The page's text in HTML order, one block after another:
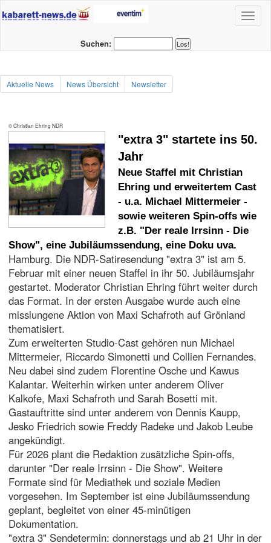
Suchen:
Aktuelle News News Übersicht Newsletter
© Christian Ehring NDR
"extra 3" startete ins 50.
Jahr
Neue Staffel mit Christian
Ehring und erweitertem Cast
- u.a. Michael Mittermeier -
sowie weiteren Spin-offs wie
z.B. "Der reale Irrsinn - Die
Show", eine Jubiläumssendung, eine Doku uva.
Hamburg. Die NDR-Satiresendung "extra 3" ist am 5.
Februar mit einer neuen Staffel in ihr 50. Jubiläumsjahr
gestartet. Moderator Christian Ehring führt weiter durch
das Format. In der ersten Ausgabe wurde auch eine
misslungene Aktion von Maxi Schafroth auf Grönland
thematisiert.
Zum erweiterten Studio-Cast gehören nun Michael
Mittermeier, Riccardo Simonetti und Collien Fernandes.
Neu dabei sind zudem Florentine Osche und Kawus
Kalantar. Weiterhin wirken unter anderem Oliver
Kalkofe, Maxi Schafroth und Sarah Bosetti mit.
Gastauftritte sind unter anderem von Dennis Kaupp,
Jesko Friedrich sowie Freddy Radeke und Jakob Leube
angekündigt.
Für 2026 plant die Redaktion zusätzliche Spin-offs,
darunter "Der reale Irrsinn - Die Show". Weitere
Formate sind für Mediathek und soziale Medien
vorgesehen. Im September ist eine Jubiläumssendung
geplant, begleitet von einer 45-minütigen
Dokumentation.
"extra 3" Sendetermin: donnerstags und ab 21 Uhr in der